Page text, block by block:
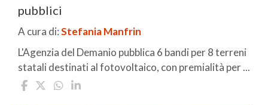
pubblici
A cura di:Stefania Manfrin
L'Agenzia del Demanio pubblica 6 bandi per 8 terreni
statali destinati al fotovoltaico, con premialità per ...